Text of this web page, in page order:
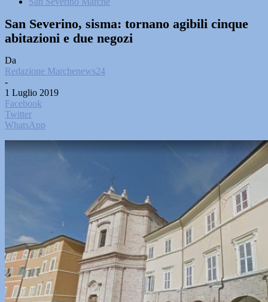
San Severino, sisma: tornano agibili cinque
abitazioni e due negozi
Da
Redazione Marchenews24
-
1 Luglio 2019
Facebook
Twitter
WhatsApp